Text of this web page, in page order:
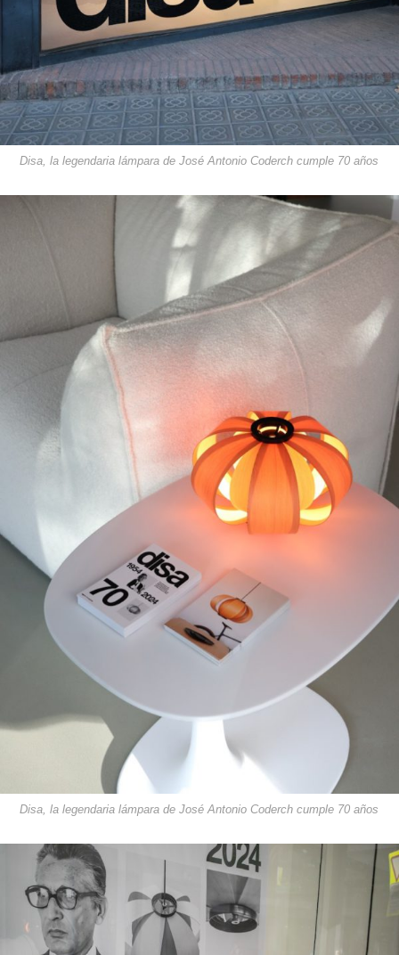
Disa, la legendaria lámpara de José Antonio Coderch cumple 70 años
Disa, la legendaria lámpara de José Antonio Coderch cumple 70 años